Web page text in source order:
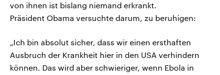
von ihnen ist bislang niemand erkrankt.
Präsident Obama versuchte darum, zu beruhigen:
„Ich bin absolut sicher, dass wir einen ersthaften
Ausbruch der Krankheit hier in den USA verhindern
können. Das wird aber schwieriger, wenn Ebola in